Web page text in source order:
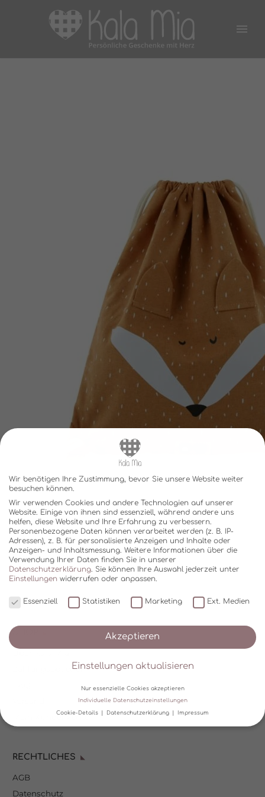
Zahlungsoptionen
Mein Kundenkonto
RECHTLICHES
AGB
Datenschutz
Wir benötigen Ihre Zustimmung, bevor Sie unsere Website weiter
besuchen können.
Wir verwenden Cookies und andere Technologien auf unserer
Website. Einige von ihnen sind essenziell, während andere uns
helfen, diese Website und Ihre Erfahrung zu verbessern.
Personenbezogene Daten können verarbeitet werden (z. B. IP-
Adressen), z. B. für personalisierte Anzeigen und Inhalte oder
Anzeigen- und Inhaltsmessung. Weitere Informationen über die
Verwendung Ihrer Daten finden Sie in unserer
Datenschutzerklärung Sie können Ihre Auswahl jederzeit unter
Einstellungen widerrufen oder anpassen.
Essenziell Statistiken Marketing Ext. Medien
Akzeptieren
Einstellungen aktualisieren
Nur essenzielle Cookies akzeptieren
Individuelle Datenschutzeinstellungen
Cookie-Details Datenschutzerklärung Impressum
Wir verwenden Cookies und andere Technologien auf unserer
helfen, diese Website und Ihre Erfahrung zu verbessern.